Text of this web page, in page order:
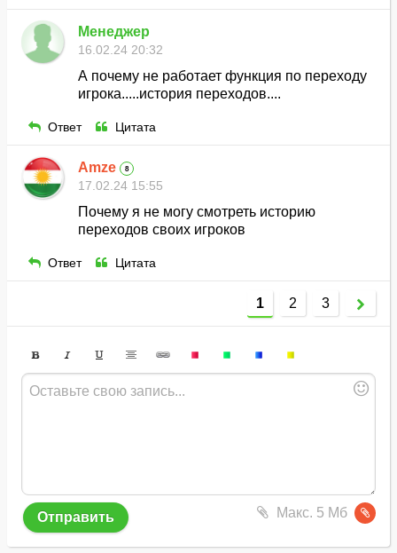
Менеджер
16.02.24 20:32
А почему не работает функция по переходу
игрока.....история переходов....
Ответ Цитата
Amze 8
17.02.24 15:55
Почему я не могу смотреть историю
переходов своих игроков
Ответ Цитата
1 2 3
Макс. 5 Мб